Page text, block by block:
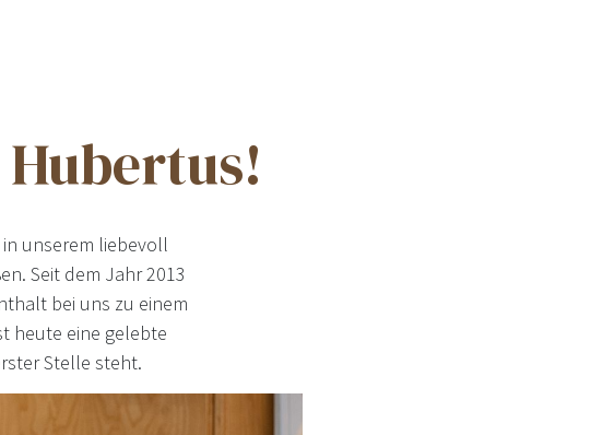
in unserem liebevoll
Seit dem Jahr 2013
bei uns zu einem
heute eine gelebte
Stelle steht.